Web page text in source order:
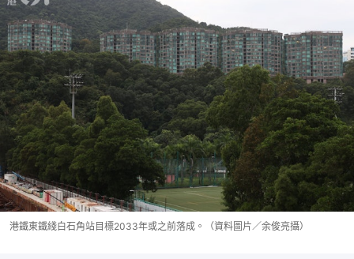
港鐵東鐵綫白石角站目標2033年或之前落成。（資料圖片／余俊亮攝）